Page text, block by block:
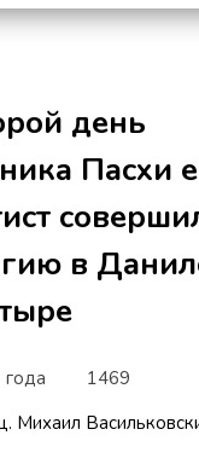
день
Пасхи
в
1469
Михаил